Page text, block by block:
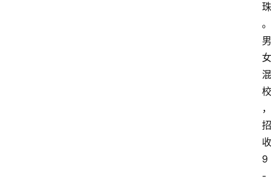
珠
。
男
女
混
校
，
招
收
9
-